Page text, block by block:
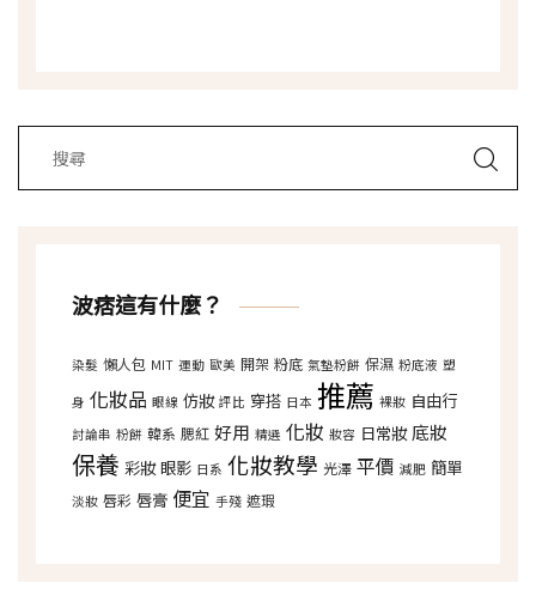
波痞這有什麼？
染髮 懶人包 MIT 運動 歐美 開架 粉底 氣墊粉餅 保濕 粉底液 塑
身 化妝品 眼線 仿妝 評比 穿搭 日本 推薦 裸妝 自由行
討論串 粉餅 韓系 腮紅 好用 精選 化妝 妝容 日常妝 底妝
保養 彩妝 眼影 日系 化妝教學 光澤 平價 減肥 簡單
淡妝 唇彩 唇膏 便宜 手殘 遮瑕